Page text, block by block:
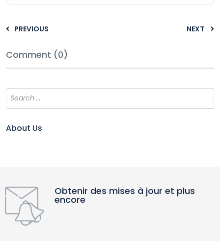
PREVIOUS NEXT
Comment (0)
About Us
Obtenir des mises à jour et plus
encore